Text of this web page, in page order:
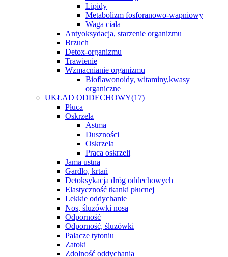
Lipidy
Metabolizm fosforanowo-wapniowy
Waga ciała
Antyoksydacja, starzenie organizmu
Brzuch
Detox-organizmu
Trawienie
Wzmacnianie organizmu
Bioflawonoidy, witaminy,kwasy
organiczne
UKŁAD ODDECHOWY(17)
Płuca
Oskrzela
Astma
Duszności
Oskrzela
Praca oskrzeli
Jama ustna
Gardło, krtań
Detoksykacja dróg oddechowych
Elastyczność tkanki płucnej
Lekkie oddychanie
Nos, śluzówki nosa
Odporność
Odporność, śluzówki
Palacze tytoniu
Zatoki
Zdolność oddychania